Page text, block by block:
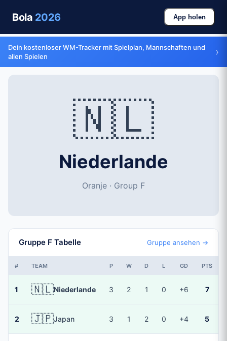
Bola 2026 App holen
Dein kostenloser WM-Tracker mit Spielplan, Mannschaften und
allen Spielen
›
🇳🇱
Niederlande
Oranje · Group F
Gruppe F Tabelle Gruppe ansehen →
# TEAM P W D L GD PTS
1 🇳🇱Niederlande 3 2 1 0 +6 7
2 🇯🇵Japan 3 1 2 0 +4 5